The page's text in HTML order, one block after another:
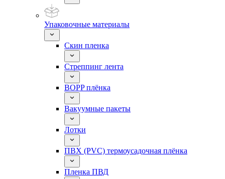
Упаковочные материалы
Скин пленка
Стреппинг лента
BOPP плёнка
Вакуумные пакеты
Лотки
ПВХ (PVC) термоусадочная плёнка
Пленка ПВД